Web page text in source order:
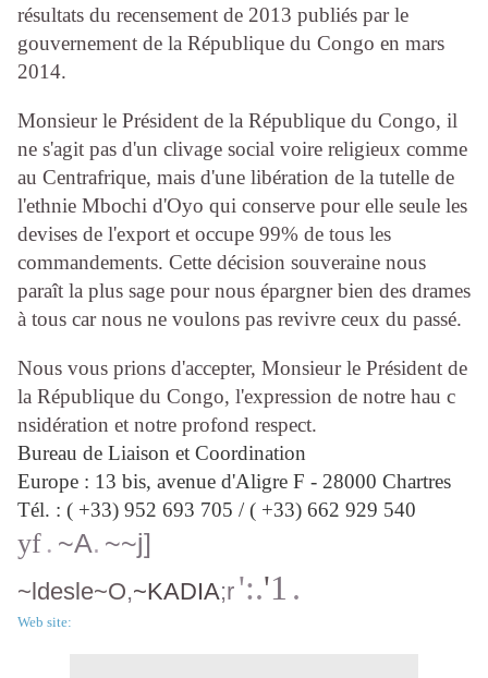
résultats du recensement de 2013 publiés par le
gouvernement de la République du Congo en mars
2014.
Monsieur le Président de la République du Congo, il
ne s'agit pas d'un clivage social voire religieux comme
au Centrafrique, mais d'une libération de la tutelle de
l'ethnie Mbochi d'Oyo qui conserve pour elle seule les
devises de l'export et occupe 99% de tous les
commandements. Cette décision souveraine nous
paraît la plus sage pour nous épargner bien des drames
à tous car nous ne voulons pas revivre ceux du passé.
Nous vous prions d'accepter, Monsieur le Président de
la République du Congo, l'expression de notre hau c
nsidération et notre profond respect.
Bureau de Liaison et Coordination
Europe : 13 bis, avenue d'Aligre F - 28000 Chartres
Tél. : ( +33) 952 693 705 / ( +33) 662 929 540
yf . ~A. ~~j]
~ldesle~O,~KADIA;r ':.'1 .
Web site: